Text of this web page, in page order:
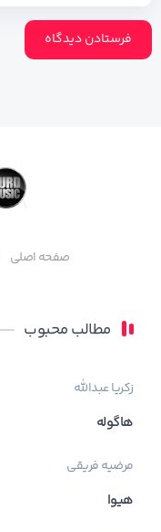
صفحه اصلی
مطالب محبوب
زکریا عبدالله
هاگوله
مرضیه فریقی
هیوا